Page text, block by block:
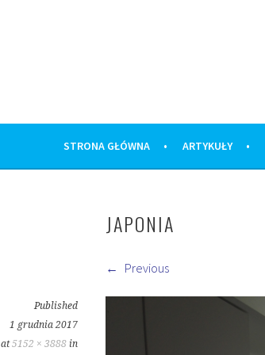
STRONA GŁÓWNA ARTYKUŁY
JAPONIA
Previous
Published
1 grudnia 2017
at5152 × 3888 in